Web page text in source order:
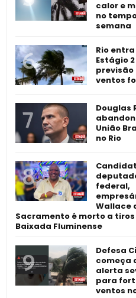
calor e
no
semana
Rio
Estágio
previsão
ventos
Douglas
União
no Rio
federal,
Wallace
Sacramento é morto a tiros
Baixada Fluminense
Defesa
começa
alerta
para
ventos